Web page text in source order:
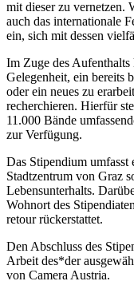
mit dieser zu vernetzen.
auch das internationale
ein, sich mit dessen
Im Zuge des
Gelegenheit, ein bereits
oder ein neues zu
recherchieren. Hierfür
11.000 Bände
zur Verfügung.
Das Stipendium umfasst
Stadtzentrum von Graz
Lebensunterhalts.
Wohnort des
retour rückerstattet.
Den Abschluss des
Arbeit des*der
von Camera Austria.